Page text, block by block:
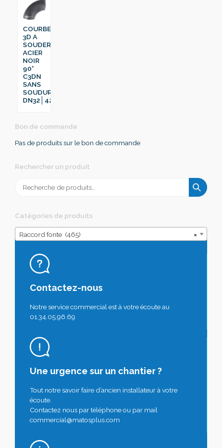
COURBE
3D A
SOUDER
ACIER
NOIR
90°
C3DN
SANS
SOUDURE
DN32│42.4
Bon de commande
Pas de produits sur le bon de commande
Rechercher un produit
pour :
Catégories de produits
×
Raccord fonte (465)
Contactez-nous
Notre service commercial est à votre écoute au
01.34.05.96.69
Une urgence sur un chantier ?
Tout notre savoir faire d’ancien installateur à votre
écoute.
Contactez nous par téléphone ou par mail
commercial@matosplus.com